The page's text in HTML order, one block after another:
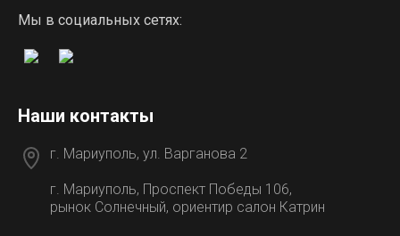
Мы в социальных сетях:
Наши контакты
г. Мариуполь, ул. Варганова 2
г. Мариуполь, Проспект Победы 106,
рынок Солнечный, ориентир салон Катрин